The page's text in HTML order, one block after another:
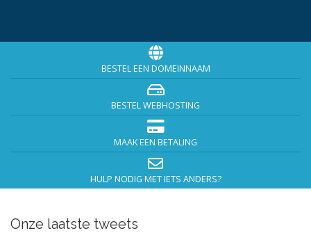
BESTEL EEN DOMEINNAAM
BESTEL WEBHOSTING
MAAK EEN BETALING
HULP NODIG MET IETS ANDERS?
Onze laatste tweets